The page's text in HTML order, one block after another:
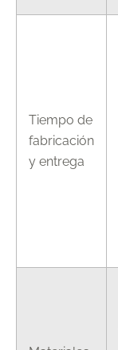
Tiempo de
fabricación
y entrega